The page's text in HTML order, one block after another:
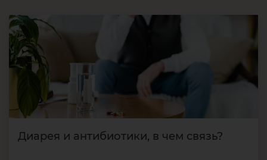
Диарея и антибиотики, в чем связь?